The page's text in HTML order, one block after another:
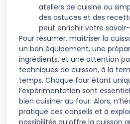
ateliers de cuisine ou
des astuces et des
peut enrichir votre
Pour résumer, maîtriser la
un bon équipement, une
ingrédients, et une attention
techniques de cuisson, à la
temps. Chaque four étant
l’expérimentation sont
bien cuisiner au four. Alors,
pratique ces conseils et à